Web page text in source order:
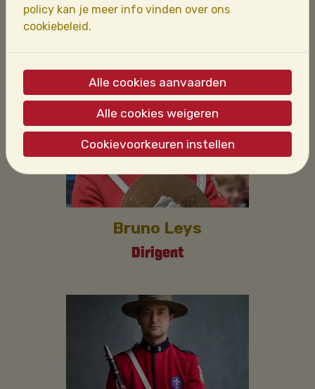
Bruno Leys
Dirigent
policy kan je meer info vinden over ons
cookiebeleid.
Alle cookies aanvaarden
Alle cookies weigeren
Cookievoorkeuren instellen